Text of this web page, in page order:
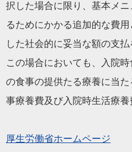
択した場合に限り、基本メ
るためにかかる追加的な費用
した社会的に妥当な額の支
この場合においても、入院
の食事の提供たる療養に当
事療養費及び入院時生活療養
厚生労働省ホームページ